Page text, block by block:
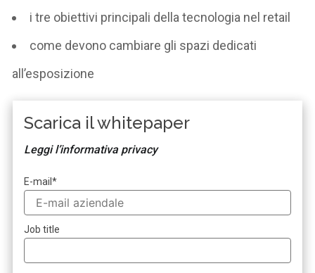
i tre obiettivi principali della tecnologia nel retail
come devono cambiare gli spazi dedicati
all’esposizione
Scarica il whitepaper
Leggi l’informativa privacy
E-mail*
Job title